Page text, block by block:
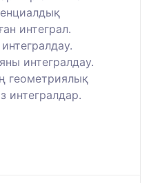
интеграл.
интегралдау.
геометриялық
интегралдар.